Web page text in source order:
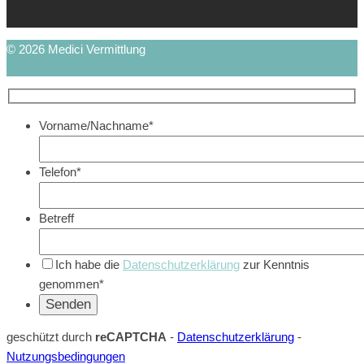
© 2026 Medici Vermittlung
Vorname/Nachname*
Telefon*
Betreff
Ich habe die Datenschutzerklärung zur Kenntnis
genommen*
geschützt durch reCAPTCHA - Datenschutzerklärung -
Nutzungsbedingungen